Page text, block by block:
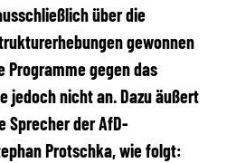
über die
gewonnen
Programme gegen das
jedoch nicht an. Dazu äußert
Sprecher der AfD-
Protschka, wie folgt: